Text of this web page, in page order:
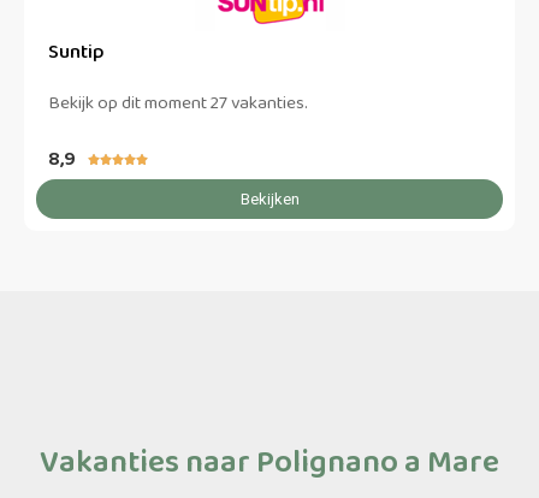
Suntip
Bekijk op dit moment 27 vakanties.
8,9 
Bekijken
Vakanties naar Polignano a Mare